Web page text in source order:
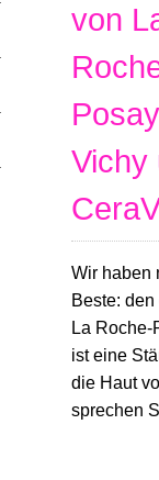
von
Vichy
Wir haben
Beste:
La Roche-
ist eine
die Haut
sprechen